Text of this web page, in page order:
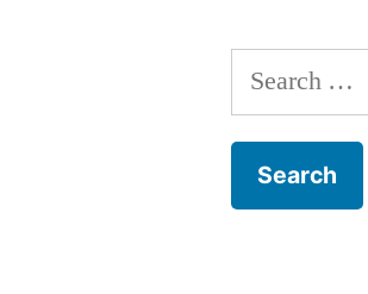
Search
for: